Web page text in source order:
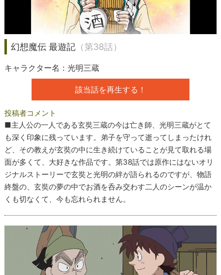
幻想魔伝 最遊記（第38話）
キャラクター名：光明三蔵
該当話を再生する！
投稿者コメント
■主人公の一人である玄奘三蔵の今は亡き師、光明三蔵がとて
も深く印象に残っています。弟子を守って逝ってしまったけれ
ど、その教えが玄奘の中に生き続けていることが見て取れる場
面が多くて、大好きな作品です。第38話では原作にはないオリ
ジナルストーリーで玄奘と光明の絆が語られるのですが、物語
終盤の、玄奘の夢の中でお酒を呑み交わす二人のシーンが温か
くも切なくて、今も忘れられません。